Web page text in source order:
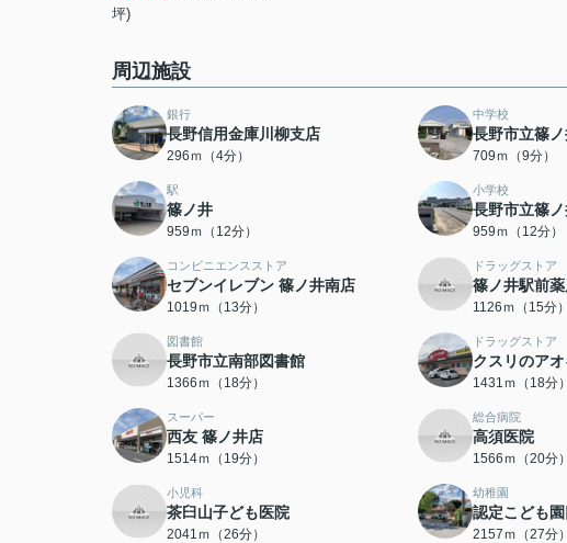
坪)
周辺施設
銀行
長野信用金庫川柳支店
296ｍ（4分）
中学校
長野市立篠
709ｍ（9分）
駅
篠ノ井
959ｍ（12分）
小学校
長野市立篠
959ｍ（12分）
コンビニエンスストア
セブンイレブン 篠ノ井南店
1019ｍ（13分）
ドラッグストア
篠ノ井駅前
1126ｍ（15分）
図書館
長野市立南部図書館
1366ｍ（18分）
ドラッグストア
クスリのア
1431ｍ（18分）
スーパー
西友 篠ノ井店
1514ｍ（19分）
総合病院
高須医院
1566ｍ（20分）
小児科
茶臼山子ども医院
2041ｍ（26分）
幼稚園
認定こども
2157ｍ（27分）